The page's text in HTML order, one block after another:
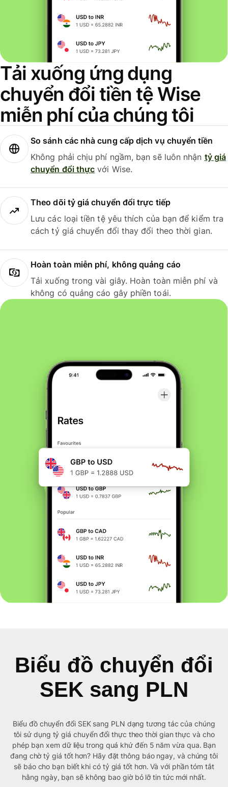
Tải xuống ứng dụng
chuyển đổi tiền tệ Wise
miễn phí của chúng tôi
So sánh các nhà cung cấp dịch vụ chuyển tiền
Không phải chịu phí ngầm, bạn sẽ luôn nhận tỷ giá
chuyển đổi thực với Wise.
Theo dõi tỷ giá chuyển đổi trực tiếp
Lưu các loại tiền tệ yêu thích của bạn để kiểm tra
cách tỷ giá chuyển đổi thay đổi theo thời gian.
Hoàn toàn miễn phí, không quảng cáo
Tải xuống trong vài giây. Hoàn toàn miễn phí và
không có quảng cáo gây phiền toái.
Biểu đồ chuyển đổi
SEK sang PLN
Biểu đồ chuyển đổi SEK sang PLN dạng tương tác của chúng
tôi sử dụng tỷ giá chuyển đổi thực theo thời gian thực và cho
phép bạn xem dữ liệu trong quá khứ đến 5 năm vừa qua. Bạn
đang chờ tỷ giá tốt hơn? Hãy đặt thông báo ngay, và chúng tôi
sẽ báo cho bạn biết khi có tỷ giá tốt hơn. Và với phần tóm tắt
hằng ngày, bạn sẽ không bao giờ bỏ lỡ tin tức mới nhất.